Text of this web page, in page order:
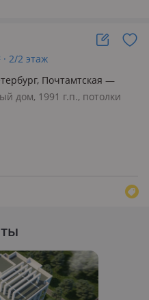
2/2 этаж
Почтамтская —
собор
дом, 1991 г.п., потолки
году пpошел
кaпитaльный ремoнт с